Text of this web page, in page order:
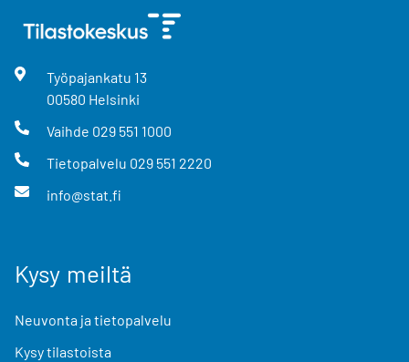
Työpajankatu 13
00580 Helsinki
Vaihde 029 551 1000
Tietopalvelu 029 551 2220
info@stat.fi
Kysy meiltä
Neuvonta ja tietopalvelu
Kysy tilastoista